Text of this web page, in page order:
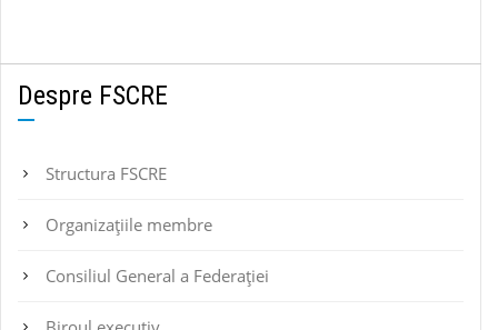
Despre FSCRE
Structura FSCRE
Organizațiile membre
Consiliul General a Federației